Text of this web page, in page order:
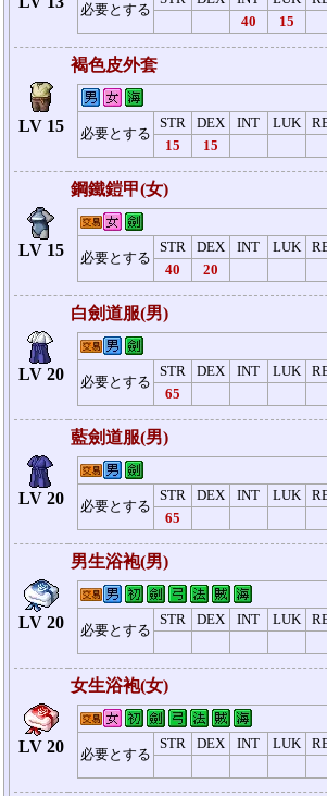
必要とする
40
15
LV 15
褐色皮外套
必要とする
STR DEX INT LUK
15
15
LV 15
鋼鐵鎧甲(女)
必要とする
STR DEX INT LUK
40
20
LV 20
白劍道服(男)
必要とする
STR DEX INT LUK
65
LV 20
藍劍道服(男)
必要とする
STR DEX INT LUK
65
LV 20
男生浴袍(男)
必要とする
STR DEX INT LUK
LV 20
女生浴袍(女)
必要とする
STR DEX INT LUK